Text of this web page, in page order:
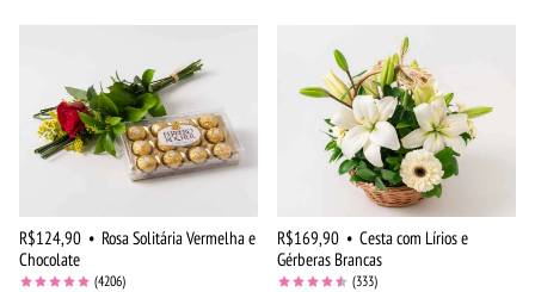
R$124,90 • Rosa Solitária Vermelha e
Chocolate
(4206)
R$169,90 • Cesta com Lírios e
Gérberas Brancas
(333)